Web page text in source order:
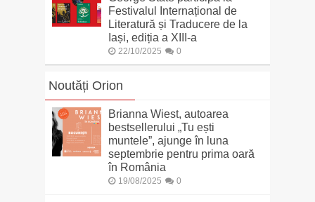
Festivalul Internațional de
Literatură și Traducere de la
Iași, ediția a XIII-a
22/10/2025 0
Noutăți Orion
Brianna Wiest, autoarea
bestsellerului „Tu ești
muntele”, ajunge în luna
septembrie pentru prima oară
în România
19/08/2025 0